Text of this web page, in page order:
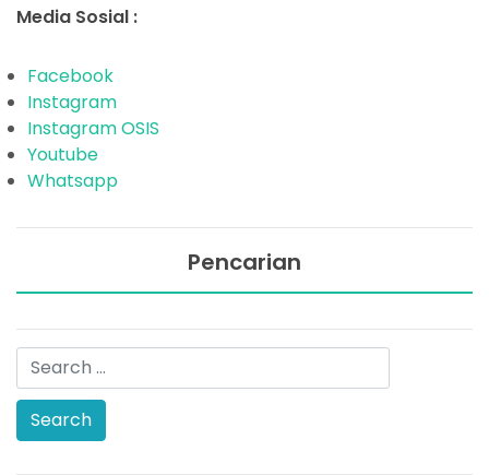
Media Sosial :
Facebook
Instagram
Instagram OSIS
Youtube
Whatsapp
Pencarian